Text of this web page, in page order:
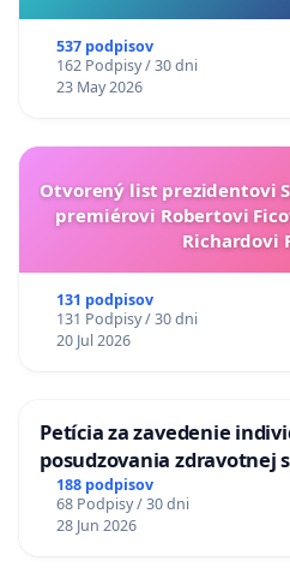
537 podpisov
162 Podpisy / 30 dni
23 May 2026
Otvorený list prezidentovi
premiérovi Robertovi
Richardovi
131 podpisov
131 Podpisy / 30 dni
20 Jul 2026
Petícia za zavedenie
posudzovania zdravotnej
diabetom 1. a 2. typu pri
Policajného zboru SR
188 podpisov
68 Podpisy / 30 dni
28 Jun 2026